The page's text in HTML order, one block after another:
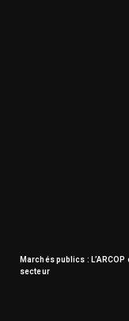
Marchés publics :
secteur